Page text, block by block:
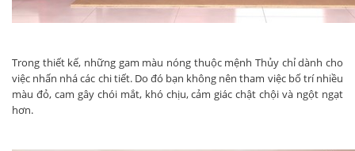
Trong thiết kế, những gam màu nóng thuộc mệnh Thủy chỉ dành cho
việc nhấn nhá các chi tiết. Do đó bạn không nên tham việc bố trí nhiều
màu đỏ, cam gây chói mắt, khó chịu, cảm giác chật chội và ngột ngạt
hơn.